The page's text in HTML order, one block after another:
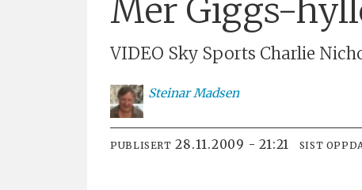
Mer Giggs-
VIDEO Sky Sports Charlie
Steinar Madsen
PUBLISERT 28.11.2009 - 21:21 SIST